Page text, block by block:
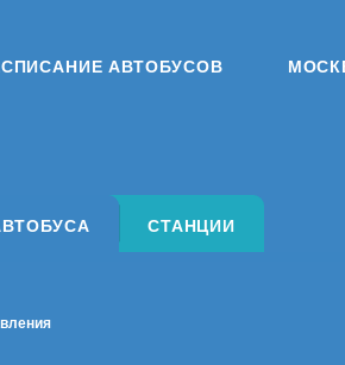
АВТОБУСОВ
СТАНЦИИ